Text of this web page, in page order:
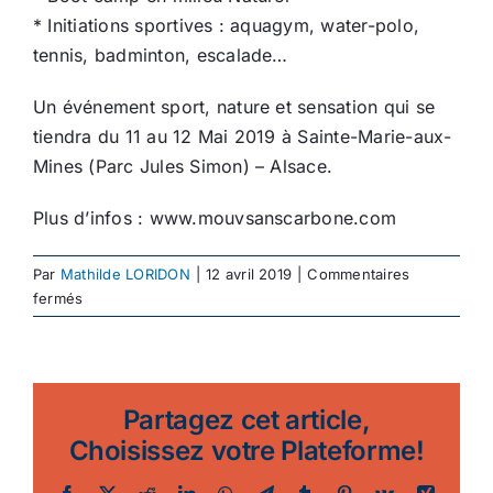
* Initiations sportives : aquagym, water-polo,
tennis, badminton, escalade…
Un événement sport, nature et sensation qui se
tiendra du 11 au 12 Mai 2019 à Sainte-Marie-aux-
Mines (Parc Jules Simon) – Alsace.
Plus d’infos : www.mouvsanscarbone.com
Par Mathilde LORIDON 12 avril 2019
Commentaires
ferméssur
Mouv’
Partagez cet article,
Choisissez votre Plateforme!